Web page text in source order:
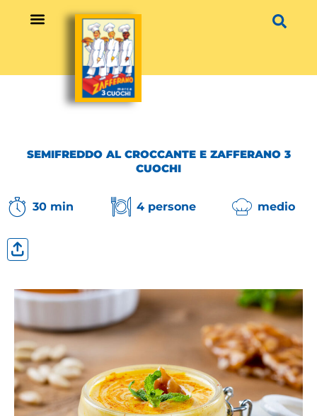
SEMIFREDDO AL CROCCANTE E ZAFFERANO 3
CUOCHI
30 min 4 persone medio